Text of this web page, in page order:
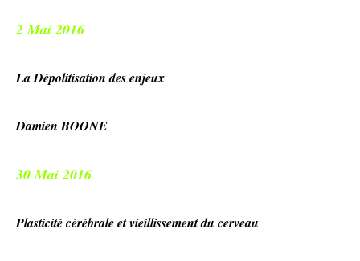
2 Mai 2016
La Dépolitisation des enjeux
Damien BOONE
30 Mai 2016
Plasticité cérébrale et vieillissement du cerveau